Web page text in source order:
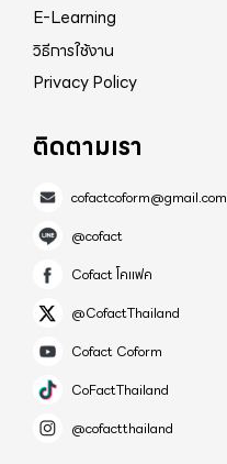
E-Learning
วิธีการใช้งาน
Privacy Policy
ติดตามเรา
cofactcoform@gmail.com
@cofact
Cofact โคแฟค
@CofactThailand
Cofact Coform
CoFactThailand
@cofactthailand